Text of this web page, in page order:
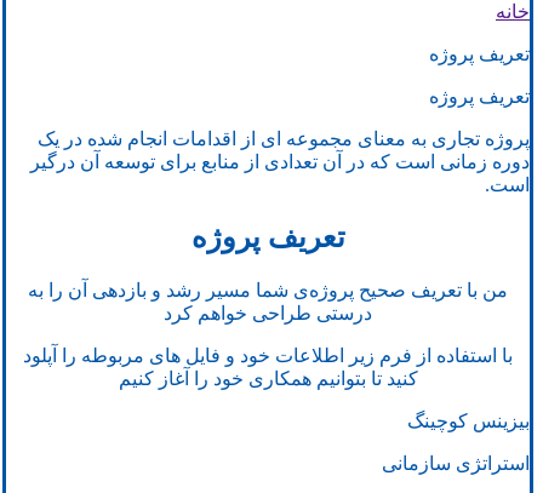
خانه
تعریف پروژه
تعریف پروژه
پروژه تجاری به معنای مجموعه ای از اقدامات انجام شده در یک
دوره زمانی است که در آن تعدادی از منابع برای توسعه آن درگیر
است.
تعریف پروژه
من با تعریف صحیح پروژه‌ی شما مسیر رشد و بازدهی آن را به
درستی طراحی خواهم کرد
با استفاده از فرم زیر اطلاعات خود و فایل های مربوطه را آپلود
کنید تا بتوانیم همکاری خود را آغاز کنیم
بیزینس کوچینگ
استراتژی سازمانی